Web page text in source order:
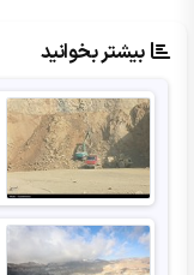
بیشتر بخوانید